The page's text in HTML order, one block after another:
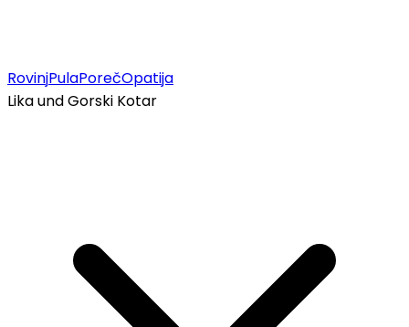
RovinjPulaPorečOpatija
Lika und Gorski Kotar